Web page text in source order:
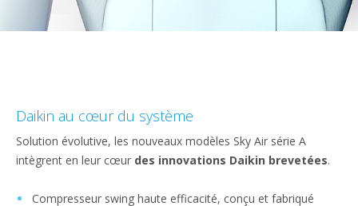
Daikin au cœur du système
Solution évolutive, les nouveaux modèles Sky Air série A
intègrent en leur cœur des innovations Daikin brevetées.
Compresseur swing haute efficacité, conçu et fabriqué